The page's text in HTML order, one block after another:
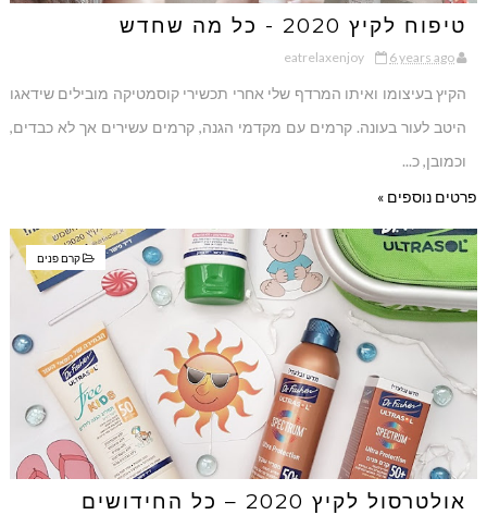
טיפוח לקיץ 2020 - כל מה שחדש
eatrelaxenjoy 6 years ago
הקיץ בעיצומו ואיתו המרדף שלי אחרי תכשירי קוסמטיקה מובילים שידאגו
היטב לעור בעונה. קרמים עם מקדמי הגנה, קרמים עשירים אך לא כבדים,
וכמובן, כ...
פרטים נוספים »
קרם פנים
אולטרסול לקיץ 2020 – כל החידושים